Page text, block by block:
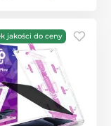
jakości do ceny